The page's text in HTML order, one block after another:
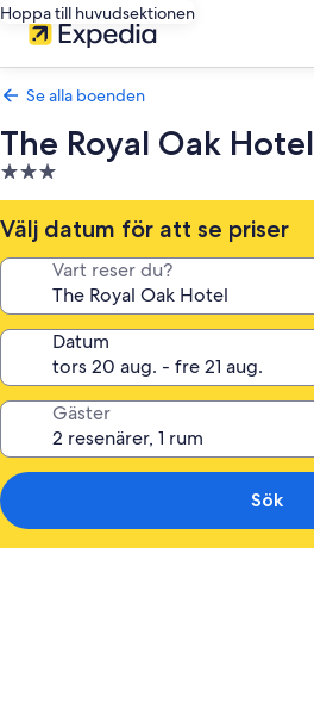
Hoppa till huvudsektionen
Se alla boenden
The Royal Oak Hotel
3.0-
stjärnigt
boende
Välj datum för att se priser
Vart reser du?
Datum
Gäster
Sök